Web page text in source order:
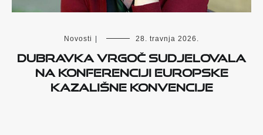
Novosti 28. travnja 2026.
Dubravka Vrgoč sudjelovala
na konferenciji Europske
kazališne konvencije